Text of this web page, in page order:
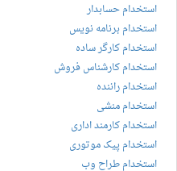
استخدام حسابدار
استخدام برنامه نویس
استخدام کارگر ساده
استخدام کارشناس فروش
استخدام راننده
استخدام منشی
استخدام کارمند اداری
استخدام پیک موتوری
استخدام طراح وب